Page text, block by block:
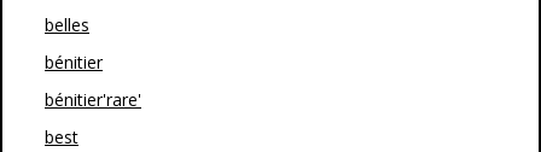
belles
bénitier
bénitier'rare'
best